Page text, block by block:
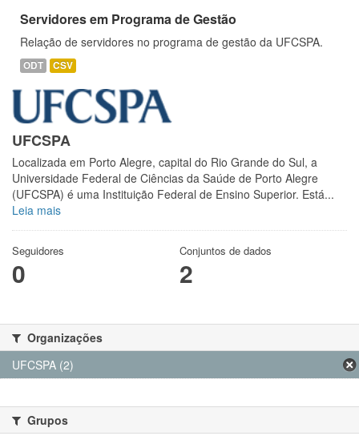
Servidores em Programa de Gestão
Relação de servidores no programa de gestão da UFCSPA.
ODT CSV
UFCSPA
Localizada em Porto Alegre, capital do Rio Grande do Sul, a
Universidade Federal de Ciências da Saúde de Porto Alegre
(UFCSPA) é uma Instituição Federal de Ensino Superior. Está...
Leia mais
Seguidores
0
Conjuntos de dados
2
Organizações
UFCSPA (2)
Grupos